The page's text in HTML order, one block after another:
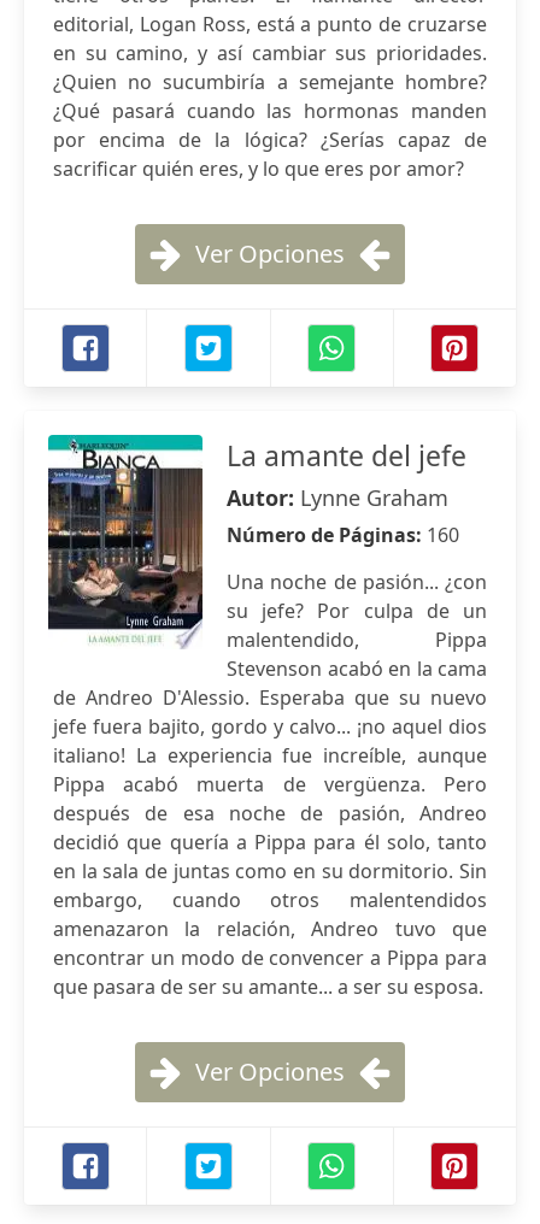
editorial, Logan Ross, está a punto de cruzarse
en su camino, y así cambiar sus prioridades.
¿Quien no sucumbiría a semejante hombre?
¿Qué pasará cuando las hormonas manden
por encima de la lógica? ¿Serías capaz de
sacrificar quién eres, y lo que eres por amor?
Ver Opciones
La amante del jefe
Autor: Lynne Graham
Número de Páginas: 160
Una noche de pasión... ¿con
su jefe? Por culpa de un
malentendido, Pippa
Stevenson acabó en la cama
de Andreo D'Alessio. Esperaba que su nuevo
jefe fuera bajito, gordo y calvo... ¡no aquel dios
italiano! La experiencia fue increíble, aunque
Pippa acabó muerta de vergüenza. Pero
después de esa noche de pasión, Andreo
decidió que quería a Pippa para él solo, tanto
en la sala de juntas como en su dormitorio. Sin
embargo, cuando otros malentendidos
amenazaron la relación, Andreo tuvo que
encontrar un modo de convencer a Pippa para
que pasara de ser su amante... a ser su esposa.
Ver Opciones